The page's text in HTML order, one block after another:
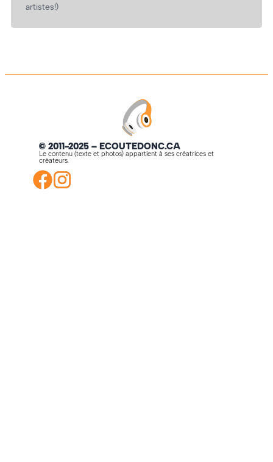
artistes!)
© 2011-2025 – ECOUTEDONC.CA
Le contenu (texte et photos) appartient à ses créatrices et
créateurs.